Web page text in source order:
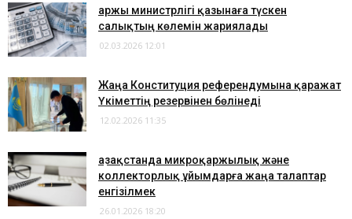
Қаржы министрлігі қазынаға түскен
салықтың көлемін жариялады
02.03.2026 12:01
​Жаңа Конституция референдумына қаражат
Үкіметтің резервінен бөлінеді
12.02.2026 11:35
Қазақстанда микроқаржылық және
коллекторлық ұйымдарға жаңа талаптар
енгізілмек
26.01.2026 18:20